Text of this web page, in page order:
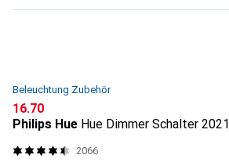
Beleuchtung Zubehör
CHF
16.70
Philips Hue Hue Dimmer Schalter 2021
2066